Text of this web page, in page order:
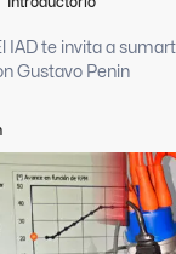
IAD te invita a
Gustavo Penin